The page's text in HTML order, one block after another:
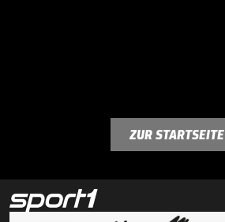
ZUR STARTSEITE